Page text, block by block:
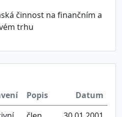
činnost na finančním a
trhu
Popis
Datum